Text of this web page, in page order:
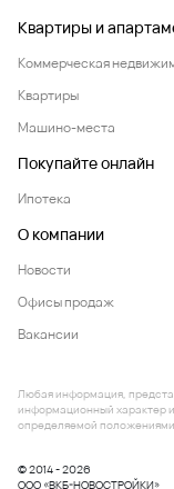
Квартиры и
Коммерческая
Квартиры
Машино-места
Покупайте онлайн
Ипотека
О компании
Новости
Офисы продаж
Вакансии
© 2014 - 2026
ООО «ВКБ-НОВОСТРОЙКИ»
Любая информация,
информационный характер и
определяемой положениями